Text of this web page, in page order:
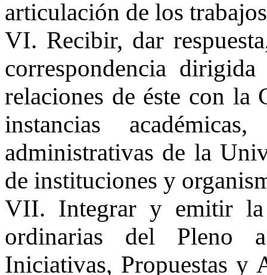
articulación de los
VI. Recibir, dar
correspondencia
relaciones de éste con la
instancias
administrativas de la
de instituciones y
VII. Integrar y emitir la
ordinarias del Pleno
Iniciativas, Propuestas y